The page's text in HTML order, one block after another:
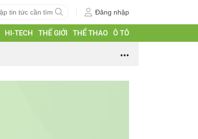
Đăng nhập
HI-TECH THẾ GIỚI THỂ THAO Ô TÔ